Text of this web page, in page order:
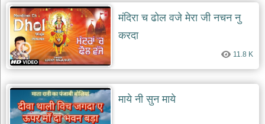
भजन
bawa
lal
dayal
bhajans
शनि
देव
भजन
dev
bhajans
मंदिरा च ढोल वजे मेरा जी नचन नु
करदा
11.8 K
माये नी सुन माये